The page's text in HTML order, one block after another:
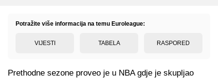
Potražite više informacija na temu Euroleague:
VIJESTI TABELA RASPORED
Prethodne sezone proveo je u NBA gdje je skupljao